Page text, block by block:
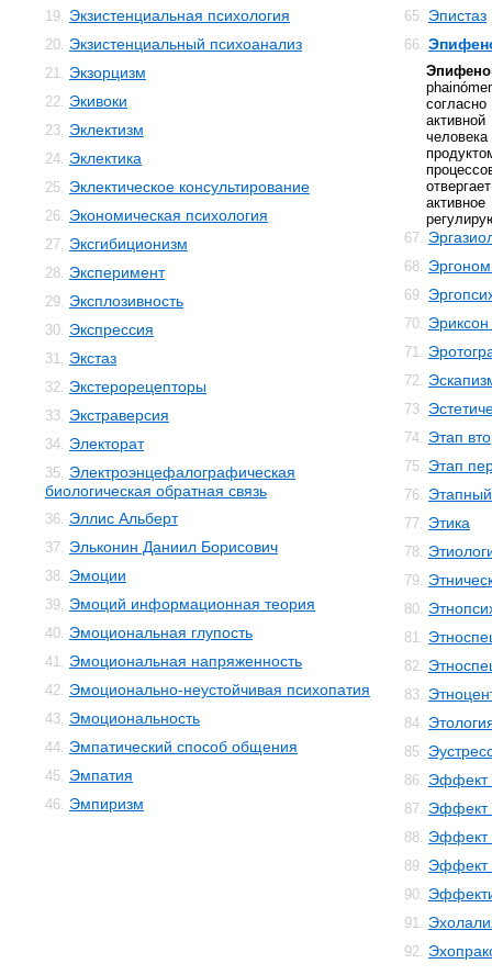
19. Экзистенциальная психология
20. Экзистенциальный психоанализ
21. Экзорцизм
22. Экивоки
23. Эклектизм
24. Эклектика
25. Эклектическое консультирование
26. Экономическая психология
27. Эксгибиционизм
28. Эксперимент
29. Эксплозивность
30. Экспрессия
31. Экстаз
32. Экстерорецепторы
33. Экстраверсия
34. Электорат
35. Электроэнцефалографическая
биологическая обратная связь
36. Эллис Альберт
37. Эльконин Даниил Борисович
38. Эмоции
39. Эмоций информационная теория
40. Эмоциональная глупость
41. Эмоциональная напряженность
42. Эмоционально-неустойчивая психопатия
43. Эмоциональность
44. Эмпатический способ общения
45. Эмпатия
46. Эмпиризм
65. Эпистаз
66.
67.
68.
69.
70.
71.
72.
73.
74. Этап
75. Этап
76.
77. Этика
78.
79.
80.
81.
82.
83.
84.
85.
86. Эффект
87. Эффект
88. Эффект
89. Эффект
90.
91.
92.